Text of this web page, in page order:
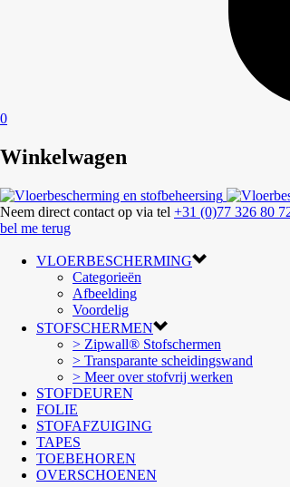
0
Winkelwagen
Neem direct contact op via tel +31 (0)77 326 80
bel me terug
VLOERBESCHERMING
Categorieën
Afbeelding
Voordelig
STOFSCHERMEN
> Zipwall® Stofschermen
> Transparante scheidingswand
> Meer over stofvrij werken
STOFDEUREN
FOLIE
STOFAFZUIGING
TAPES
TOEBEHOREN
OVERSCHOENEN